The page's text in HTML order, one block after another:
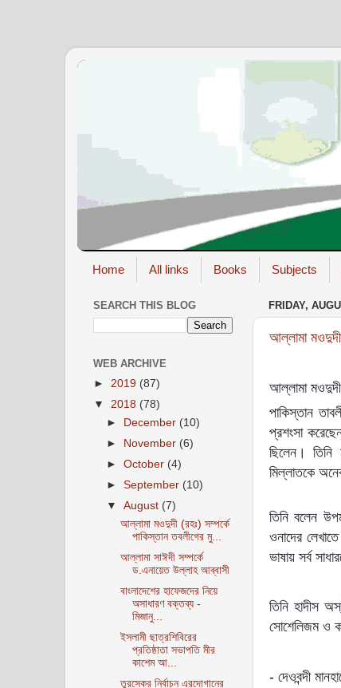
Home All links Books Subjects
FRIDAY,
আল্লামা মওদুদী
আল্লামা
পাকিস্তান
প্রশংসা
ছিলেন। তিনি
মিল্লাতকে
তিনি বলেন
ওনাদের
ভাষায় সর্ব
তিনি হাদীস
সোশেলিজম ও
- দেওবন্দী
SEARCH THIS BLOG
WEB ARCHIVE
► 2019 (87)
▼ 2018 (78)
► December (10)
► November (6)
►October (4)
►September (10)
▼August (7)
আল্লামা মওদুদী (রহঃ) সম্পর্কে
পাকিস্তান তবলীগের মু...
আল্লামা সাঈদী সম্পর্কে
ড.এনায়েত উল্লাহ আব্বাসী
বাংলাদেশের হাফেজদের নিয়ে
অসাধারণ বক্তব্য -
মিজানু...
ইসলামী ছাত্রশিবিরের
প্রতিষ্ঠাতা সভাপতি মীর
কাশেম আ...
তুরস্কের নির্বাচন এরদোগানের